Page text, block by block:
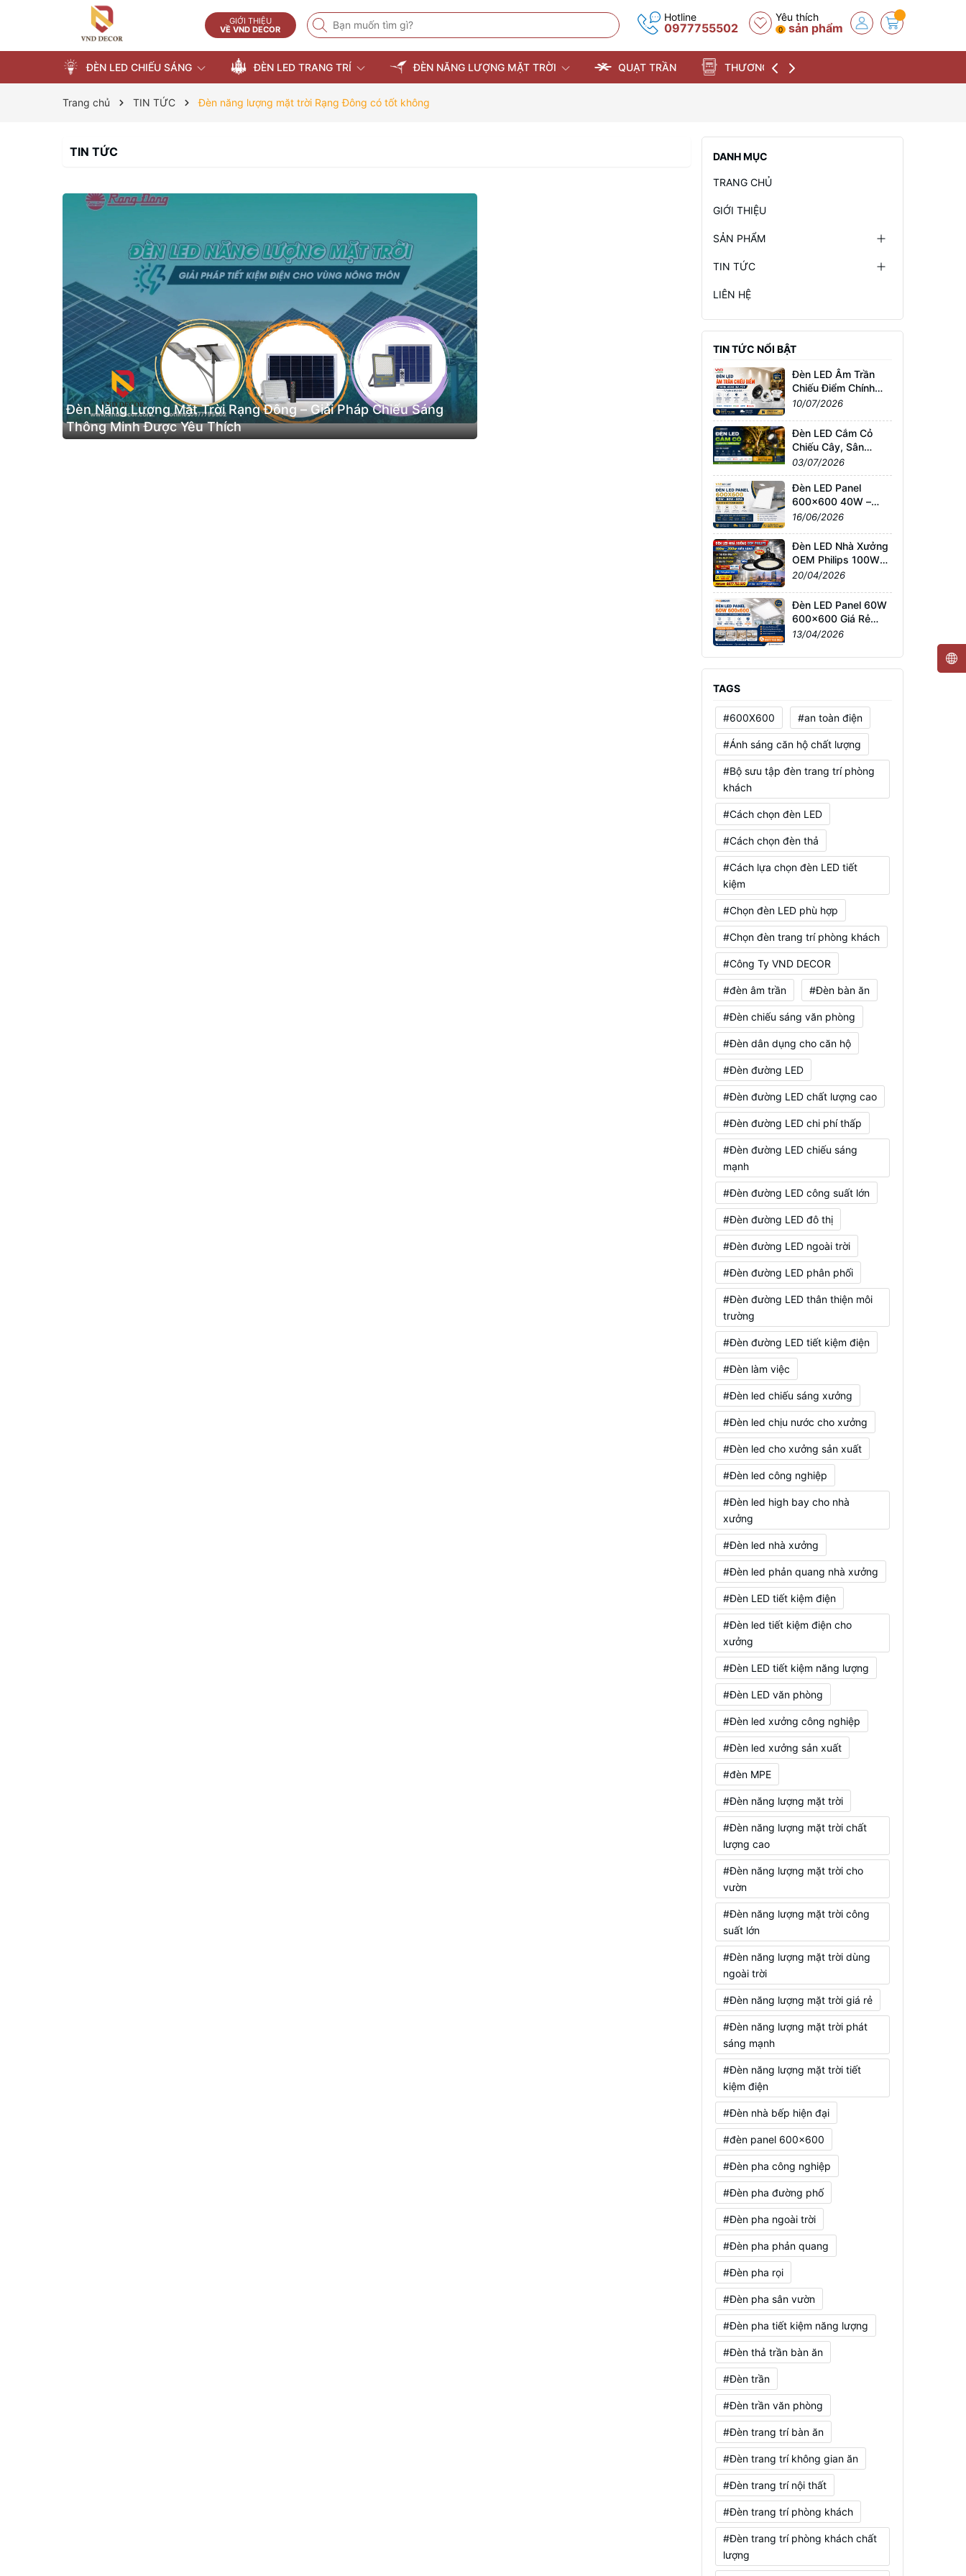
GIỚI THIỆU
VỀ VND DECOR
Hotline
0977755502
Yêu thích
0 sản phẩm
ĐÈN LED CHIẾU SÁNG ĐÈN LED TRANG TRÍ ĐÈN NĂNG LƯỢNG MẶT TRỜI QUẠT TRẦN THƯƠNG HIỆU
Trang chủ TIN TỨC Đèn năng lượng mặt trời Rạng Đông có tốt không
TIN TỨC
Đèn Năng Lượng Mặt Trời Rạng Đông – Giải Pháp Chiếu Sáng
Thông Minh Được Yêu Thích
DANH MỤC
TRANG CHỦ
GIỚI THIỆU
SẢN PHẨM
TIN TỨC
LIÊN HỆ
TIN TỨC NỔI BẬT
Đèn LED Âm Trần
Chiếu Điểm Chính
Hãng Giá Tốt | Tư
10/07/2026
Đèn LED Cắm Cỏ
Chiếu Cây, Sân
Vườn Giá Tốt –
Chống Nước IP65,
Bảo Hành Chính
Hãng
03/07/2026
Đèn LED Panel
600x600 40W –
60W – 80W Giá Sỉ &
16/06/2026
Đèn LED Nhà Xưởng
OEM Philips 100W–
200W Siêu Sáng –
Hành 3 Năm
20/04/2026
Đèn LED Panel 60W
600x600 Giá Rẻ
TPHCM – Sáng
13/04/2026
TAGS
#600X600 #an toàn điện
#Ánh sáng căn hộ chất lượng
#Bộ sưu tập đèn trang trí phòng
khách
#Cách chọn đèn LED
#Cách chọn đèn thả
#Cách lựa chọn đèn LED tiết
kiệm
#Chọn đèn LED phù hợp
#Chọn đèn trang trí phòng khách
#Công Ty VND DECOR
#đèn âm trần #Đèn bàn ăn
#Đèn chiếu sáng văn phòng
#Đèn dân dụng cho căn hộ
#Đèn đường LED
#Đèn đường LED chất lượng cao
#Đèn đường LED chi phí thấp
#Đèn đường LED chiếu sáng
mạnh
#Đèn đường LED công suất lớn
#Đèn đường LED đô thị
#Đèn đường LED ngoài trời
#Đèn đường LED phân phối
#Đèn đường LED thân thiện môi
trường
#Đèn đường LED tiết kiệm điện
#Đèn làm việc
#Đèn led chiếu sáng xưởng
#Đèn led chịu nước cho xưởng
#Đèn led cho xưởng sản xuất
#Đèn led công nghiệp
#Đèn led high bay cho nhà
xưởng
#Đèn led nhà xưởng
#Đèn led phản quang nhà xưởng
#Đèn LED tiết kiệm điện
#Đèn led tiết kiệm điện cho
xưởng
#Đèn LED tiết kiệm năng lượng
#Đèn LED văn phòng
#Đèn led xưởng công nghiệp
#Đèn led xưởng sản xuất
#đèn MPE
#Đèn năng lượng mặt trời
#Đèn năng lượng mặt trời chất
lượng cao
#Đèn năng lượng mặt trời cho
vườn
#Đèn năng lượng mặt trời công
suất lớn
#Đèn năng lượng mặt trời dùng
ngoài trời
#Đèn năng lượng mặt trời giá rẻ
#Đèn năng lượng mặt trời phát
sáng mạnh
#Đèn năng lượng mặt trời tiết
kiệm điện
#Đèn nhà bếp hiện đại
#đèn panel 600x600
#Đèn pha công nghiệp
#Đèn pha đường phố
#Đèn pha ngoài trời
#Đèn pha phản quang
#Đèn pha rọi
#Đèn pha sân vườn
#Đèn pha tiết kiệm năng lượng
#Đèn thả trần bàn ăn
#Đèn trần
#Đèn trần văn phòng
#Đèn trang trí bàn ăn
#Đèn trang trí không gian ăn
#Đèn trang trí nội thất
#Đèn trang trí phòng khách
#Đèn trang trí phòng khách chất
lượng